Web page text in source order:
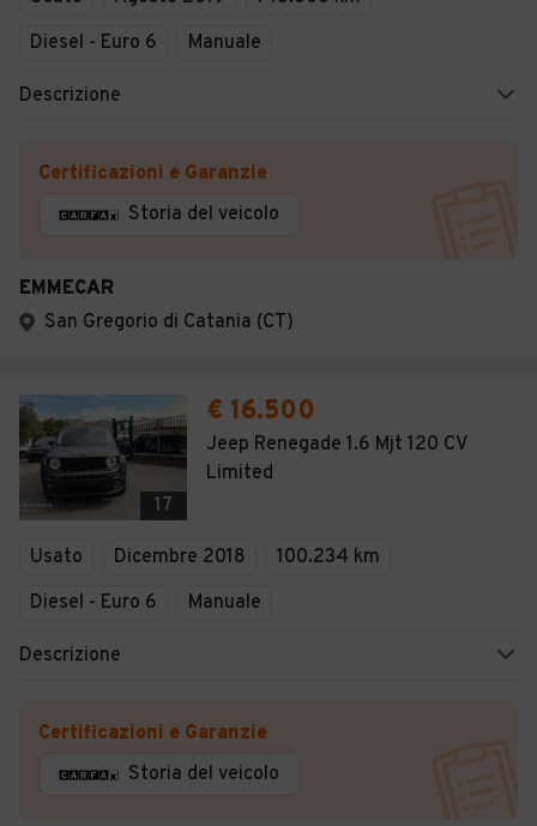
Diesel - Euro 6
Manuale
Descrizione
Certificazioni e Garanzie
Storia del veicolo
EMMECAR
San Gregorio di Catania (CT)
17
€ 16.500
Jeep Renegade 1.6 Mjt 120 CV
Limited
Usato Dicembre 2018
100.234 km
Diesel - Euro 6
Manuale
Descrizione
Certificazioni e Garanzie
Storia del veicolo